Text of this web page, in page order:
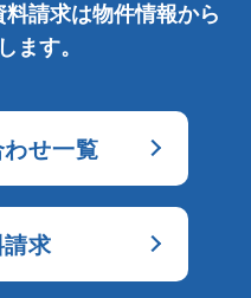
請求は物件情報から
ます。
せ一覧
請求